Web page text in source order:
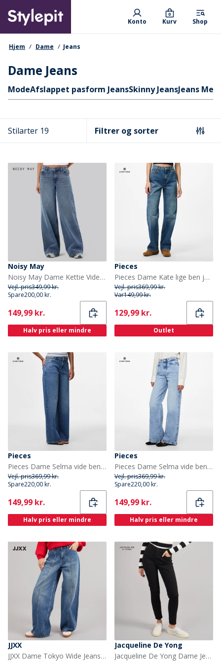
main
content
Primary departments
Konto Kurv
0
Shop
navigationssti
Hjem Dame Jeans
Dame Jeans
Hurtige links
ModeAfslappet pasform JeansSkinny JeansJeans
Stilarter 19 Filtrer og sorter
Noisy May
Noisy May Dame Kettie Vide Ben Jeans Medium Blue Denim
Vejl. pris349,99 kr.
Spare200,00 kr.
Current
149,99 kr.
Halv pris eller mindre
Pieces
Pieces Dame Kate lige ben jeans Medium Blue Denim
Vejl. pris369,99 kr.
Var149,99 kr.
Current
129,99 kr.
Outlet
Pieces
Pieces Dame Selma vide ben jeans Medium Blue Denim
Vejl. pris369,99 kr.
Spare220,00 kr.
Current
149,99 kr.
Halv pris eller mindre
Pieces
Pieces Dame Selma vide ben jeans Light Blue Denim
Vejl. pris369,99 kr.
Spare220,00 kr.
Current
149,99 kr.
Halv pris eller mindre
JJXX
JJXX Dame Tokyo Wide Jeans R282 Medium Blue Denim
Jacqueline De Yong
Jacqueline De Yong Dame Jeans Måne Skinny Black Denim